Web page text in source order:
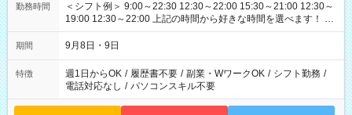
勤務時間
＜シフト例＞ 9:00～22:30 12:30～22:00 15:30～21:00 12:30～
19:00 12:30～22:00 上記の時間から好きな時間を選べます！ ※
時間は変更となる可能性があります
期間 9月8日・9日
特徴 週1日からOK / 履歴書不要 / 副業・WワークOK / シフト勤務 /
電話対応なし / パソコンスキル不要